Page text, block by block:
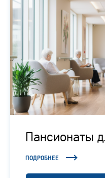
Пансионаты
Подмосковье
ПОДРОБНЕЕ